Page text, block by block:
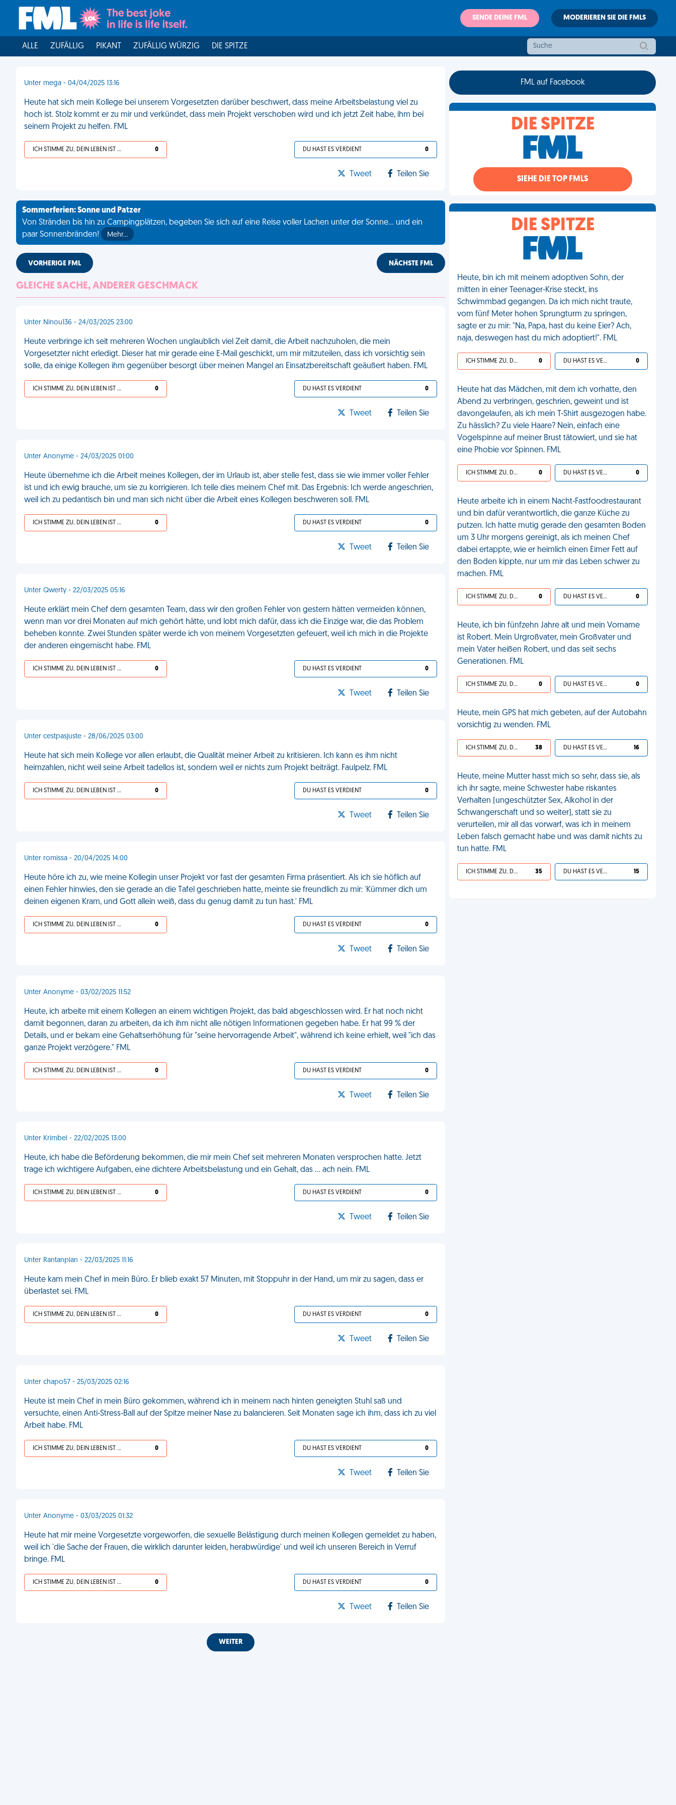
SENDE DEINE FML MODERIEREN SIE DIE FMLS
ALLE ZUFÄLLIG PIKANT ZUFÄLLIG WÜRZIG DIE SPITZE
Unter mega - 04/04/2025 13:16
Heute hat sich mein Kollege bei unserem Vorgesetzten darüber beschwert, dass meine Arbeitsbelastung viel zu
hoch ist. Stolz kommt er zu mir und verkündet, dass mein Projekt verschoben wird und ich jetzt Zeit habe, ihm bei
seinem Projekt zu helfen. FML
ICH STIMME ZU, DEIN LEBEN IST SCHEISSE 0 DU HAST ES VERDIENT 0
Tweet Teilen Sie
Sommerferien: Sonne und Patzer
Von Stränden bis hin zu Campingplätzen, begeben Sie sich auf eine Reise voller Lachen unter der Sonne... und ein
paar Sonnenbränden!
Mehr…
VORHERIGE FML NÄCHSTE FML
GLEICHE SACHE, ANDERER GESCHMACK
Unter Ninou136 - 24/03/2025 23:00
Heute verbringe ich seit mehreren Wochen unglaublich viel Zeit damit, die Arbeit nachzuholen, die mein
Vorgesetzter nicht erledigt. Dieser hat mir gerade eine E-Mail geschickt, um mir mitzuteilen, dass ich vorsichtig sein
solle, da einige Kollegen ihm gegenüber besorgt über meinen Mangel an Einsatzbereitschaft geäußert haben. FML
ICH STIMME ZU, DEIN LEBEN IST SCHEISSE 0 DU HAST ES VERDIENT 0
Tweet Teilen Sie
Unter Anonyme - 24/03/2025 01:00
Heute übernehme ich die Arbeit meines Kollegen, der im Urlaub ist, aber stelle fest, dass sie wie immer voller Fehler
ist und ich ewig brauche, um sie zu korrigieren. Ich teile dies meinem Chef mit. Das Ergebnis: Ich werde angeschrien,
weil ich zu pedantisch bin und man sich nicht über die Arbeit eines Kollegen beschweren soll. FML
ICH STIMME ZU, DEIN LEBEN IST SCHEISSE 0 DU HAST ES VERDIENT 0
Tweet Teilen Sie
Unter Qwerty - 22/03/2025 05:16
Heute erklärt mein Chef dem gesamten Team, dass wir den großen Fehler von gestern hätten vermeiden können,
wenn man vor drei Monaten auf mich gehört hätte, und lobt mich dafür, dass ich die Einzige war, die das Problem
beheben konnte. Zwei Stunden später werde ich von meinem Vorgesetzten gefeuert, weil ich mich in die Projekte
der anderen eingemischt habe. FML
ICH STIMME ZU, DEIN LEBEN IST SCHEISSE 0 DU HAST ES VERDIENT 0
Tweet Teilen Sie
Unter cestpasjuste - 28/06/2025 03:00
Heute hat sich mein Kollege vor allen erlaubt, die Qualität meiner Arbeit zu kritisieren. Ich kann es ihm nicht
heimzahlen, nicht weil seine Arbeit tadellos ist, sondern weil er nichts zum Projekt beiträgt. Faulpelz. FML
ICH STIMME ZU, DEIN LEBEN IST SCHEISSE 0 DU HAST ES VERDIENT 0
Tweet Teilen Sie
Unter romissa - 20/04/2025 14:00
Heute höre ich zu, wie meine Kollegin unser Projekt vor fast der gesamten Firma präsentiert. Als ich sie höflich auf
einen Fehler hinwies, den sie gerade an die Tafel geschrieben hatte, meinte sie freundlich zu mir: 'Kümmer dich um
deinen eigenen Kram, und Gott allein weiß, dass du genug damit zu tun hast.' FML
ICH STIMME ZU, DEIN LEBEN IST SCHEISSE 0 DU HAST ES VERDIENT 0
Tweet Teilen Sie
Unter Anonyme - 03/02/2025 11:52
Heute, ich arbeite mit einem Kollegen an einem wichtigen Projekt, das bald abgeschlossen wird. Er hat noch nicht
damit begonnen, daran zu arbeiten, da ich ihm nicht alle nötigen Informationen gegeben habe. Er hat 99 % der
Details, und er bekam eine Gehaltserhöhung für "seine hervorragende Arbeit", während ich keine erhielt, weil "ich das
ganze Projekt verzögere." FML
ICH STIMME ZU, DEIN LEBEN IST SCHEISSE 0 DU HAST ES VERDIENT 0
Tweet Teilen Sie
Unter Krimbel - 22/02/2025 13:00
Heute, ich habe die Beförderung bekommen, die mir mein Chef seit mehreren Monaten versprochen hatte. Jetzt
trage ich wichtigere Aufgaben, eine dichtere Arbeitsbelastung und ein Gehalt, das ... ach nein. FML
ICH STIMME ZU, DEIN LEBEN IST SCHEISSE 0 DU HAST ES VERDIENT 0
Tweet Teilen Sie
Unter Rantanplan - 22/03/2025 11:16
Heute kam mein Chef in mein Büro. Er blieb exakt 57 Minuten, mit Stoppuhr in der Hand, um mir zu sagen, dass er
überlastet sei. FML
ICH STIMME ZU, DEIN LEBEN IST SCHEISSE 0 DU HAST ES VERDIENT 0
Tweet Teilen Sie
Unter chapo57 - 25/03/2025 02:16
Heute ist mein Chef in mein Büro gekommen, während ich in meinem nach hinten geneigten Stuhl saß und
versuchte, einen Anti-Stress-Ball auf der Spitze meiner Nase zu balancieren. Seit Monaten sage ich ihm, dass ich zu viel
Arbeit habe. FML
ICH STIMME ZU, DEIN LEBEN IST SCHEISSE 0 DU HAST ES VERDIENT 0
Tweet Teilen Sie
Unter Anonyme - 03/03/2025 01:32
Heute hat mir meine Vorgesetzte vorgeworfen, die sexuelle Belästigung durch meinen Kollegen gemeldet zu haben,
weil ich 'die Sache der Frauen, die wirklich darunter leiden, herabwürdige' und weil ich unseren Bereich in Verruf
bringe. FML
ICH STIMME ZU, DEIN LEBEN IST SCHEISSE 0 DU HAST ES VERDIENT 0
Tweet Teilen Sie
WEITER
FML auf Facebook
DIE SPITZE
SIEHE DIE TOP FMLS
DIE SPITZE
Heute, bin ich mit meinem adoptiven Sohn, der
mitten in einer Teenager-Krise steckt, ins
Schwimmbad gegangen. Da ich mich nicht traute,
vom fünf Meter hohen Sprungturm zu springen,
sagte er zu mir: "Na, Papa, hast du keine Eier? Ach,
naja, deswegen hast du mich adoptiert!". FML
ICH STIMME ZU, DEIN LEBEN IST SCHEISSE 0 DU HAST ES VERDIENT 0
Heute hat das Mädchen, mit dem ich vorhatte, den
Abend zu verbringen, geschrien, geweint und ist
davongelaufen, als ich mein T-Shirt ausgezogen habe.
Zu hässlich? Zu viele Haare? Nein, einfach eine
Vogelspinne auf meiner Brust tätowiert, und sie hat
eine Phobie vor Spinnen. FML
ICH STIMME ZU, DEIN LEBEN IST SCHEISSE 0 DU HAST ES VERDIENT 0
Heute arbeite ich in einem Nacht-Fastfoodrestaurant
und bin dafür verantwortlich, die ganze Küche zu
putzen. Ich hatte mutig gerade den gesamten Boden
um 3 Uhr morgens gereinigt, als ich meinen Chef
dabei ertappte, wie er heimlich einen Eimer Fett auf
den Boden kippte, nur um mir das Leben schwer zu
machen. FML
ICH STIMME ZU, DEIN LEBEN IST SCHEISSE 0 DU HAST ES VERDIENT 0
Heute, ich bin fünfzehn Jahre alt und mein Vorname
ist Robert. Mein Urgroßvater, mein Großvater und
mein Vater heißen Robert, und das seit sechs
Generationen. FML
ICH STIMME ZU, DEIN LEBEN IST SCHEISSE 0 DU HAST ES VERDIENT 0
Heute, mein GPS hat mich gebeten, auf der Autobahn
vorsichtig zu wenden. FML
ICH STIMME ZU, DEIN LEBEN IST SCHEISSE 38 DU HAST ES VERDIENT 16
Heute, meine Mutter hasst mich so sehr, dass sie, als
ich ihr sagte, meine Schwester habe riskantes
Verhalten (ungeschützter Sex, Alkohol in der
Schwangerschaft und so weiter), statt sie zu
verurteilen, mir all das vorwarf, was ich in meinem
Leben falsch gemacht habe und was damit nichts zu
tun hatte. FML
ICH STIMME ZU, DEIN LEBEN IST SCHEISSE 35 DU HAST ES VERDIENT 15